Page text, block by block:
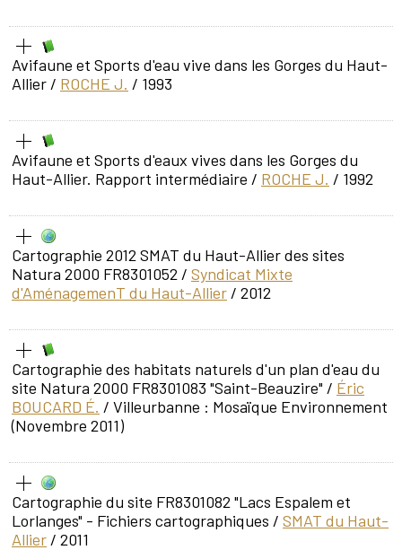
Avifaune et Sports d'eau vive dans les Gorges du Haut-
Allier/ ROCHE J. / 1993
Avifaune et Sports d'eaux vives dans les Gorges du
Haut-Allier. Rapport intermédiaire / ROCHE J. / 1992
Cartographie 2012 SMAT du Haut-Allier des sites
Natura 2000 FR8301052 / Syndicat Mixte
d'AménagemenT du Haut-Allier / 2012
Cartographie des habitats naturels d'un plan d'eau du
site Natura 2000 FR8301083 "Saint-Beauzire" / Éric
BOUCARD É. / Villeurbanne : Mosaïque Environnement
(Novembre 2011)
Cartographie du site FR8301082 "Lacs Espalem et
Lorlanges" - Fichiers cartographiques / SMAT du Haut-
Allier / 2011